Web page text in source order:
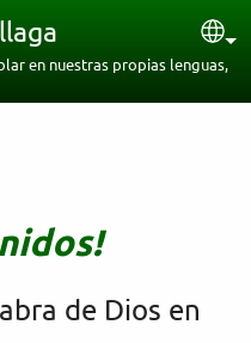
en nuestras propias lenguas,
de Dios en